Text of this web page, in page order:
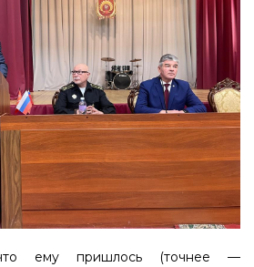
ему пришлось (точнее —